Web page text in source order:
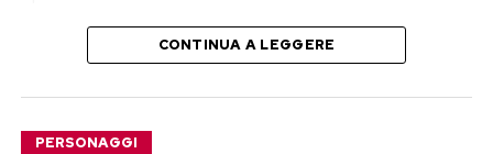
Rossella Brescia entra nel cast de
La ricetta della felicità
La seconda stagione della fiction si arricchisce
CONTINUA A LEGGERE
PERSONAGGI